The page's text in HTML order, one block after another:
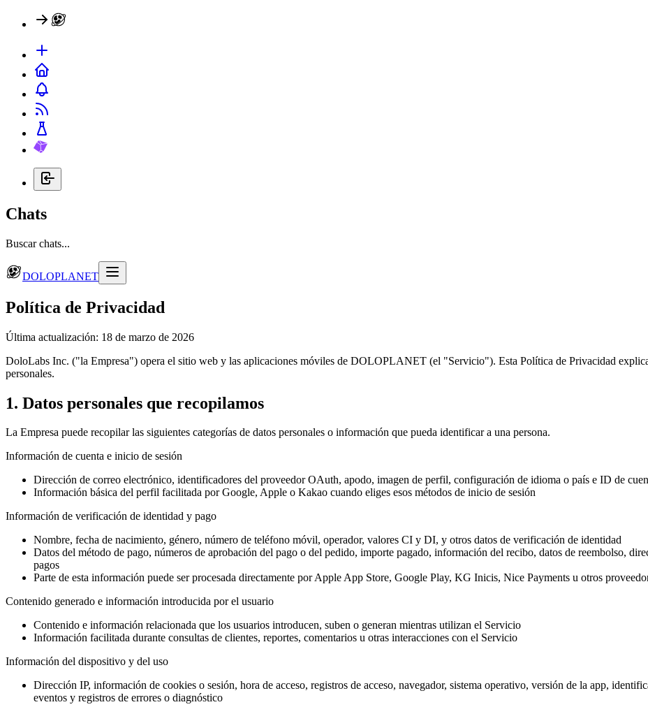
Chats
Buscar chats...
DOLOPLANET
Política de Privacidad
Última actualización: 18 de marzo de 2026
DoloLabs Inc. ("la Empresa") opera el sitio web y las aplicaciones móviles de DOLOPLANET (el "Servicio"). Esta Política de Privacidad
personales.
1. Datos personales que recopilamos
La Empresa puede recopilar las siguientes categorías de datos personales o información que pueda identificar a una persona.
Información de cuenta e inicio de sesión
Dirección de correo electrónico, identificadores del proveedor OAuth, apodo, imagen de perfil, configuración de idioma o país e ID de
Información básica del perfil facilitada por Google, Apple o Kakao cuando eliges esos métodos de inicio de sesión
Información de verificación de identidad y pago
Nombre, fecha de nacimiento, género, número de teléfono móvil, operador, valores CI y DI, y otros datos de verificación de identidad
Datos del método de pago, números de aprobación del pago o del pedido, importe pagado, información del recibo, datos de reembolso,
pagos
Parte de esta información puede ser procesada directamente por Apple App Store, Google Play, KG Inicis, Nice Payments u otros
Contenido generado e información introducida por el usuario
Contenido e información relacionada que los usuarios introducen, suben o generan mientras utilizan el Servicio
Información facilitada durante consultas de clientes, reportes, comentarios u otras interacciones con el Servicio
Información del dispositivo y del uso
Dirección IP, información de cookies o sesión, hora de acceso, registros de acceso, navegador, sistema operativo, versión de la app,
eventos y registros de errores o diagnóstico